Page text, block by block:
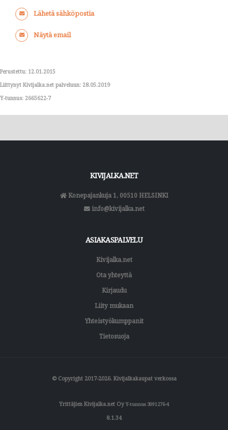
Lähetä sähköpostia
Näytä email
Perustettu: 12.01.2015
Liittynyt Kivijalka.net palveluun: 28.05.2019
Y-tunnus: 2665622-7
KIVIJALKA.NET
Konepajankuja 1, 00510 HELSINKI
info@kivijalka.net
ASIAKASPALVELU
Kivijalka.net
Ota yhteyttä
Kirjaudu
Liity mukaan
Yhteistyökumppanit
Tietosuoja
© Copyright 2017-2026. Kivijalkakaupat verkossa
Yrittäjien Kivijalka.net Oy Y-tunnus 3091276-4
8.1.34